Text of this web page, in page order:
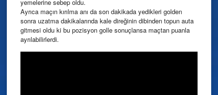
yemelerine sebep oldu.
Ayrıca maçın kırılma anı da son dakikada yedikleri golden
sonra uzatma dakikalarında kale direğinin dibinden topun auta
gitmesi oldu ki bu pozisyon golle sonuçlansa maçtan puanla
ayrılabilirlerdi.